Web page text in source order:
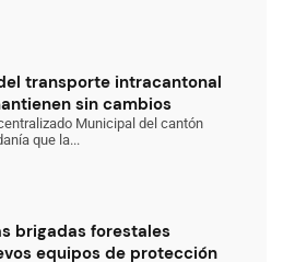
transporte intracantonal
sin cambios
Municipal del cantón
que la...
brigadas forestales
equipos de protección